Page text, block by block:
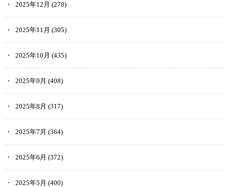
2025年12月 (278)
2025年11月 (305)
2025年10月 (435)
2025年9月 (408)
2025年8月 (317)
2025年7月 (364)
2025年6月 (372)
2025年5月 (400)